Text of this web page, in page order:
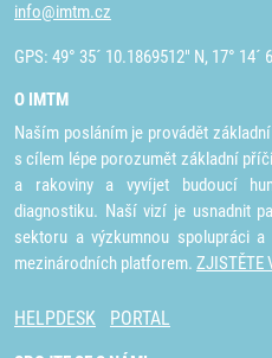
info@imtm.cz
GPS: 49° 35´ 10.1869512" N, 17° 14´
O IMTM
Naším posláním je provádět
s cílem lépe porozumět základní
a rakoviny a vyvíjet budoucí
diagnostiku. Naší vizí je usnadnit
sektoru a výzkumnou spolupráci
mezinárodních platforem. ZJISTĚTE
HELPDESK PORTAL